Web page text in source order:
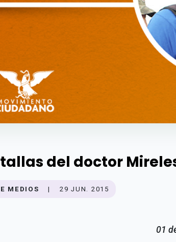
del doctor
MEDIOS | 29 JUN. 2015
01